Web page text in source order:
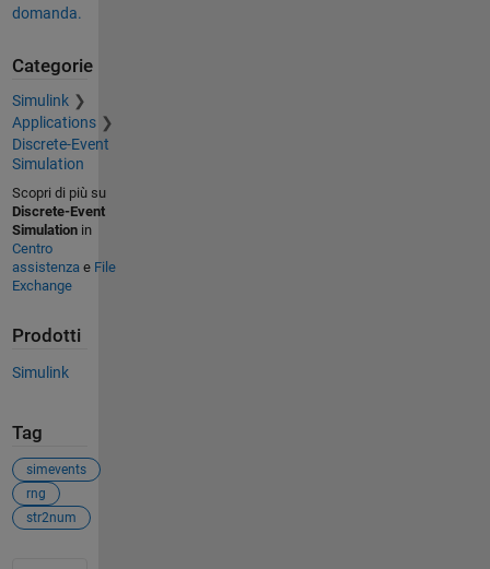
domanda.
Categorie
Simulink
Applications
Discrete-Event
Simulation
Scopri di più su
Discrete-Event
Simulationin
Centro
assistenzae File
Exchange
Prodotti
Simulink
Tag
simevents
rng
str2num